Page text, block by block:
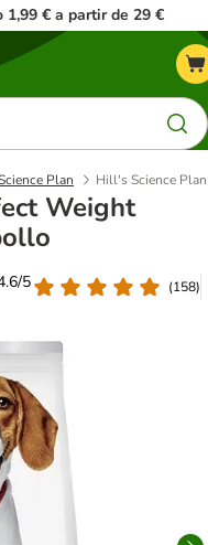
1,99 € a partir de 29 €
Plan Hill's Science
Weight
5
(158)